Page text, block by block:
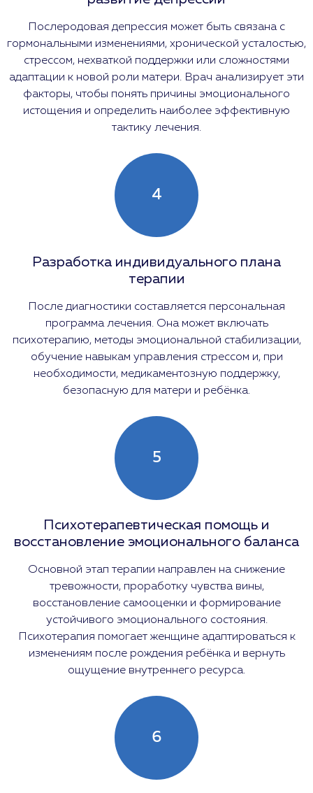
Послеродовая депрессия может быть связана с
гормональными изменениями, хронической усталостью,
стрессом, нехваткой поддержки или сложностями
адаптации к новой роли матери. Врач анализирует эти
факторы, чтобы понять причины эмоционального
истощения и определить наиболее эффективную
тактику лечения.
4
Разработка индивидуального плана
терапии
После диагностики составляется персональная
программа лечения. Она может включать
психотерапию, методы эмоциональной стабилизации,
обучение навыкам управления стрессом и, при
необходимости, медикаментозную поддержку,
безопасную для матери и ребёнка.
5
Психотерапевтическая помощь и
восстановление эмоционального баланса
Основной этап терапии направлен на снижение
тревожности, проработку чувства вины,
восстановление самооценки и формирование
устойчивого эмоционального состояния.
Психотерапия помогает женщине адаптироваться к
изменениям после рождения ребёнка и вернуть
ощущение внутреннего ресурса.
6